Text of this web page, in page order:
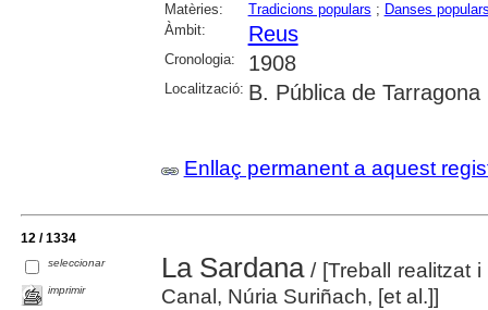
Matèries: Tradicions populars ; Danses
Àmbit:
Reus
Cronologia: 1908
Localització: B. Pública de Tarragona
Enllaç permanent a aquest
12 / 1334
seleccionar
imprimir
La Sardana/ [Treball realitzat i
Canal, Núria Suriñach, [et al.]]